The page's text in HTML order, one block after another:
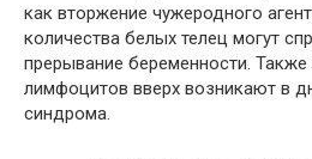
как вторжение чужеродного
количества белых телец могут
прерывание беременности. Также
лимфоцитов вверх возникают в
синдрома.